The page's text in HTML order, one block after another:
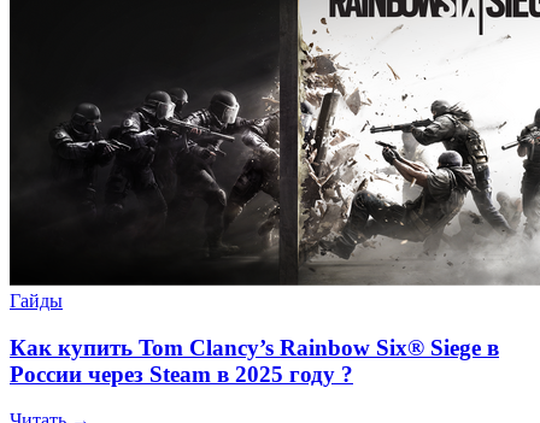
Гайды
Как купить Tom Clancy’s Rainbow Six® Siege в
России через Steam в 2025 году ?